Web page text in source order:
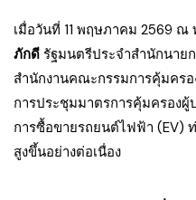
เมื่อวันที่ 11 พฤษภาคม 2569 ณ
ภักดี รัฐมนตรีประจำสำนักนาย
สำนักงานคณะกรรมการคุ้มคร
การประชุมมาตรการคุ้มครอง
การซื้อขายรถยนต์ไฟฟ้า (EV)
สูงขึ้นอย่างต่อเนื่อง